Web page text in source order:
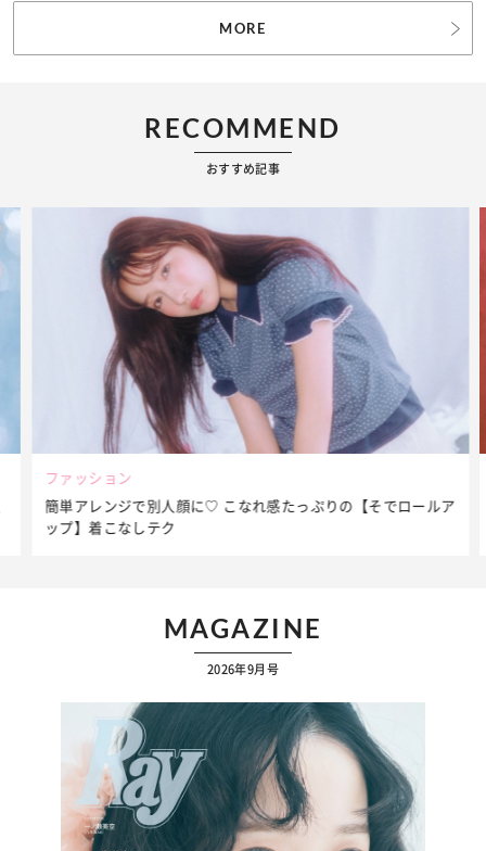
MORE
RECOMMEND
おすすめ記事
ファッション
簡単アレンジで別人顔に♡ こなれ感たっぷりの【そでロールア
ップ】着こなしテク
MAGAZINE
2026年9月号